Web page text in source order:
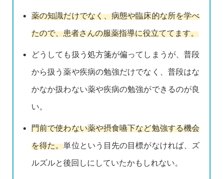
薬の知識だけでなく、病態や臨床的な所を学べ
たので、患者さんの服薬指導に役立ててます。
どうしても扱う処方箋が偏ってしまうが、普段
から扱う薬や疾病の勉強だけでなく、普段はな
かなか扱わない薬や疾病の勉強ができるのが良
い。
門前で使わない薬や摂食嚥下など勉強する機会
を得た。単位という目先の目標がなければ、ズ
ルズルと後回しにしていたかもしれない。